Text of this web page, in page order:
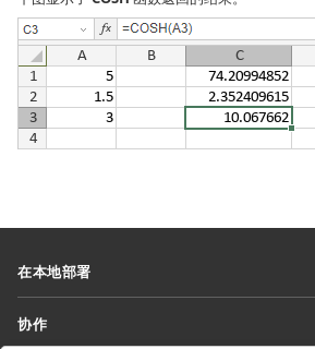
在本地部署
协作空间
协作